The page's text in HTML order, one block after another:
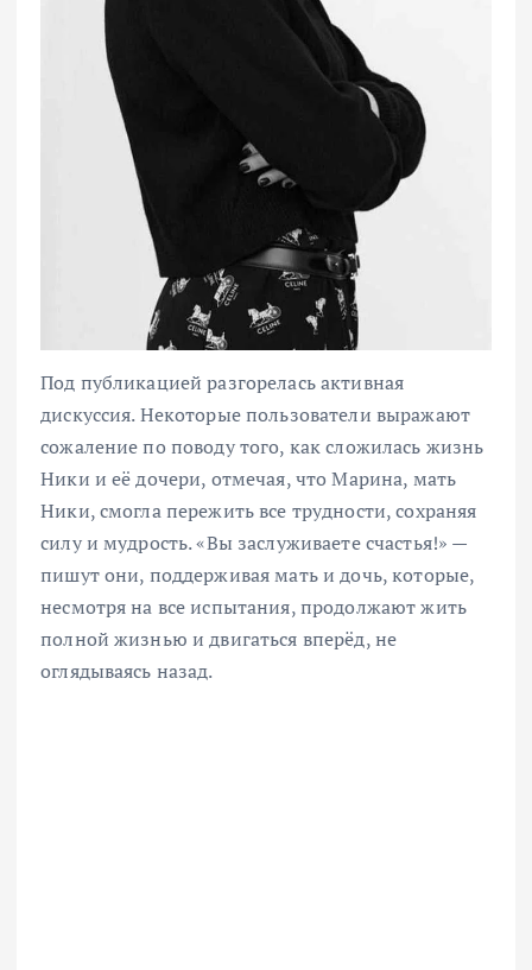
Под публикацией разгорелась активная
дискуссия. Некоторые пользователи выражают
сожаление по поводу того, как сложилась жизнь
Ники и её дочери, отмечая, что Марина, мать
Ники, смогла пережить все трудности, сохраняя
силу и мудрость. «Вы заслуживаете счастья!» —
пишут они, поддерживая мать и дочь, которые,
несмотря на все испытания, продолжают жить
полной жизнью и двигаться вперёд, не
оглядываясь назад.